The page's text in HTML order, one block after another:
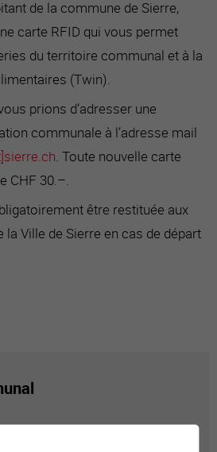
de la commune de Sierre,
carte RFID qui vous permet
du territoire communal et à la
(Twin).
prions d’adresser une
communale à l’adresse mail
. Toute nouvelle carte
CHF 30.–.
être restituée aux
Ville de Sierre en cas de départ
de Sierre